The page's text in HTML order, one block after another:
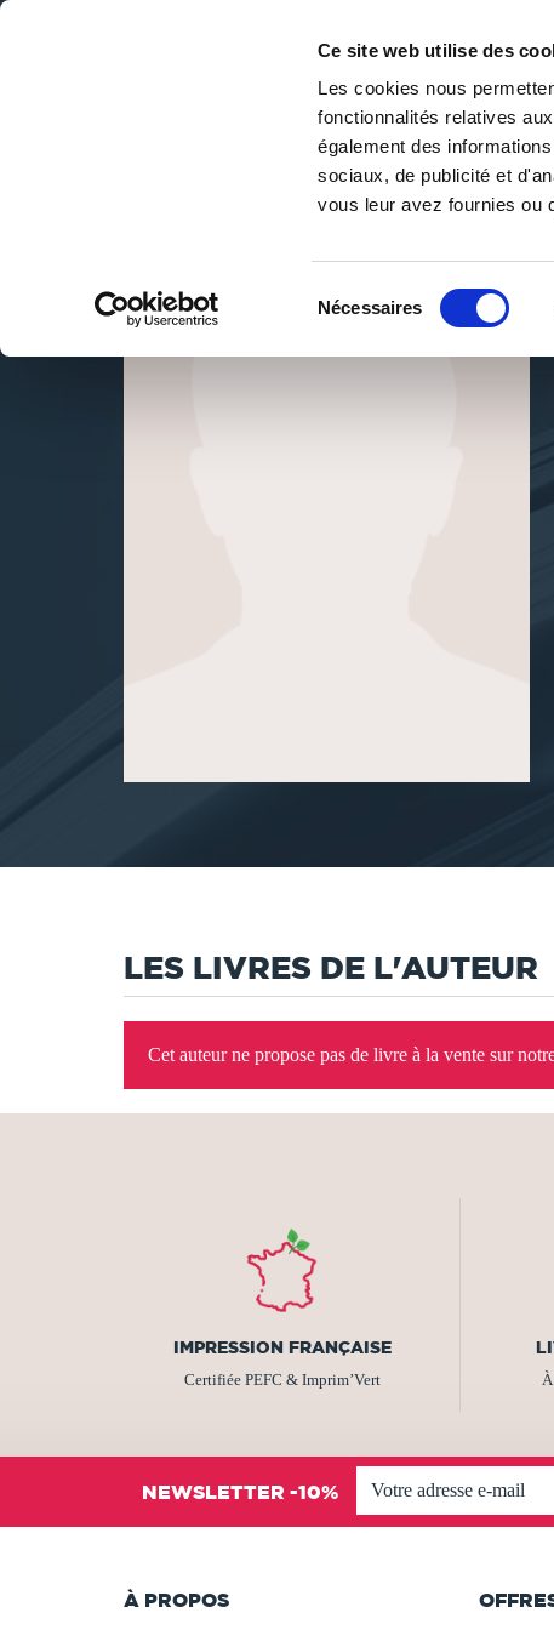
Ce site web utilise des
Les cookies nous
fonctionnalités relatives
également des
sociaux, de publicité et
vous leur avez fournies ou
Nécessaires
DE LA PAGE BLANCHE... AU BEST SELLER
LES LIVRES DE L'AUTEUR
Cet auteur ne propose pas de livre à la vente sur
IMPRESSION FRANÇAISE
Certifiée PEFC & Imprim’Vert
NEWSLETTER -10%
À PROPOS